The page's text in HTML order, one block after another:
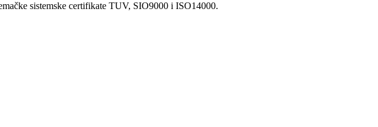
sistemske certifikate TUV, SIO9000 i ISO14000.